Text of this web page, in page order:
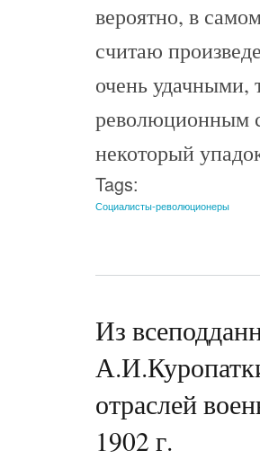
вероятно, в
считаю
очень удачными,
революционным
некоторый
Tags:
Социалисты-революционеры
Из
отраслей
1902 г.